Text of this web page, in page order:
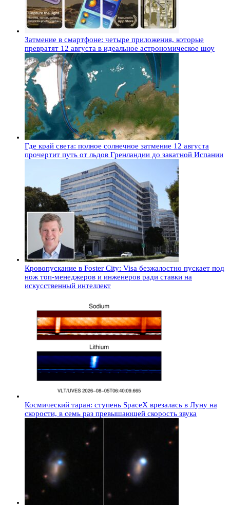
Затмение в смартфоне: четыре приложения, которые
превратят 12 августа в идеальное астрономическое шоу
Где край света: полное солнечное затмение 12 августа
прочертит путь от льдов Гренландии до закатной Испании
Кровопускание в Foster City: Visa безжалостно пускает под
нож топ-менеджеров и инженеров ради ставки на
искусственный интеллект
Космический таран: ступень SpaceX врезалась в Луну на
скорости, в семь раз превышающей скорость звука